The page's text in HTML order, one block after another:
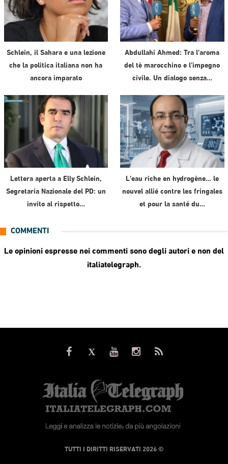
Schlein, il Sahara e una lezione
che la politica italiana non ha
ancora imparato
Abdullahi Ahmed: Tra l’aroma
del tè marocchino e l’impegno
civile. Un dialogo senza…
Lettera aperta a Elly Schlein,
Segretaria Nazionale del PD: un
invito al rispetto…
L’eau riche en hydrogène… le
nouvel allié contre les fringales
et pour la santé du…
COMMENTI
Le opinioni espresse nei commenti sono degli autori e non del
italiatelegraph.
© TUTTI I DIRITTI RISERVATI 2026